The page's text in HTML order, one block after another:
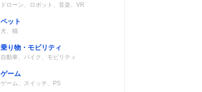
ドローン、ロボット、音楽、VR
ペット
犬、猫
乗り物・モビリティ
自動車、バイク、モビリティ
ゲーム
ゲーム、スイッチ、PS